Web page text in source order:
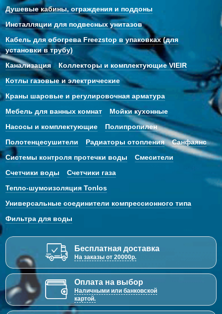
Душевые кабины, ограждения и поддоны
Инсталляции для подвесных унитазов
Кабель для обогрева Freezstop в упаковках (для
установки в трубу)
Канализация
Коллекторы и комплектующие VIEIR
Котлы газовые и электрические
Краны шаровые и регулировочная арматура
Мебель для ванных комнат
Мойки кухонные
Насосы и комплектующие
Полипропилен
Полотенцесушители
Радиаторы отопления
Санфаянс
Системы контроля протечки воды
Смесители
Счетчики воды
Счетчики газа
Тепло-шумоизоляция Tonlos
Универсальные соединители компрессионного типа
Фильтра для воды
Бесплатная доставка
На заказы от 20000р.
Оплата на выбор
Наличными или банковской
картой.